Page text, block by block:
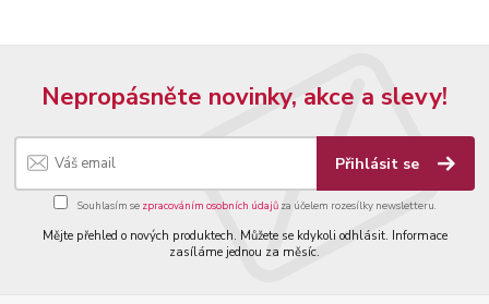
Nepropásněte novinky, akce a slevy!
Přihlásit se
Souhlasím se zpracováním osobních údajůza účelem rozesílky newsletteru.
Mějte přehled o nových produktech. Můžete se kdykoli odhlásit. Informace
zasíláme jednou za měsíc.